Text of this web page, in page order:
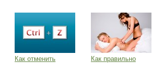
Как отменить
Как правильно